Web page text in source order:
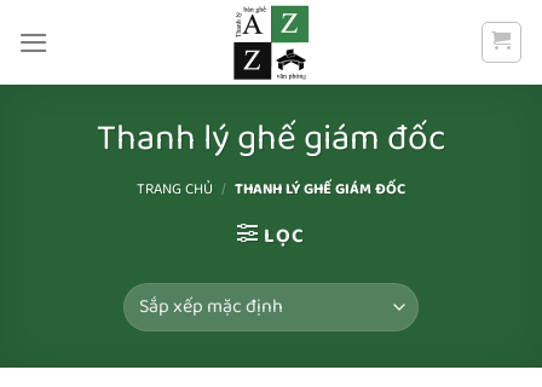
qua
nội
Thanh lý ghế giám đốc
TRANG CHỦ / THANH LÝ GHẾ GIÁM ĐỐC
LỌC